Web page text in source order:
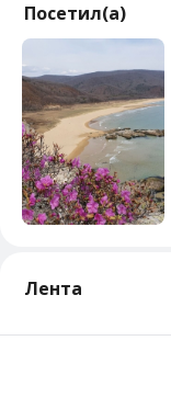
Посетил(а)
Лента